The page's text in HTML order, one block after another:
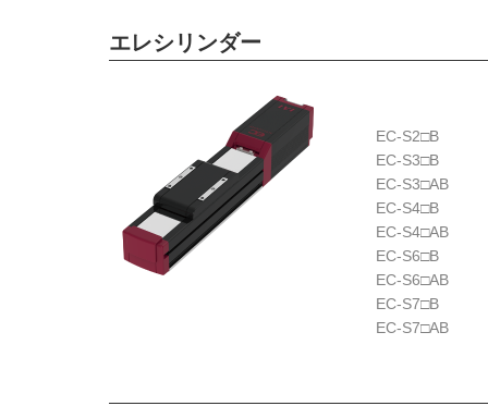
エレシリンダー
EC-S2□B
EC-S3□B
EC-S3□AB
EC-S4□B
EC-S4□AB
EC-S6□B
EC-S6□AB
EC-S7□B
EC-S7□AB